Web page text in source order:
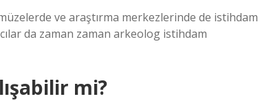
ve araştırma merkezlerinde de istihdam
da zaman zaman arkeolog istihdam
mi?